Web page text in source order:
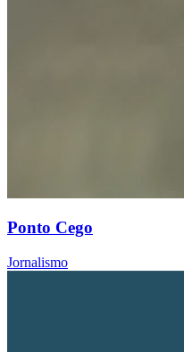
Ponto Cego
Jornalismo